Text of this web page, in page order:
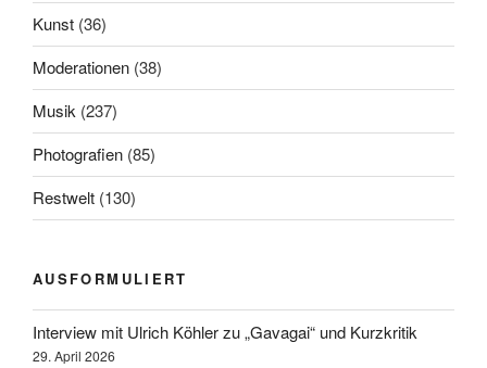
Kunst (36)
Moderationen (38)
Musik (237)
Photografien (85)
Restwelt (130)
AUSFORMULIERT
Interview mit Ulrich Köhler zu „Gavagai“ und Kurzkritik
29. April 2026